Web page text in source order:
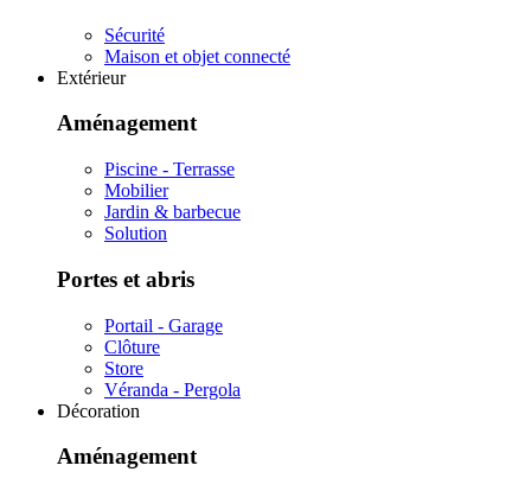
Sécurité
Maison et objet connecté
Extérieur
Aménagement
Piscine - Terrasse
Mobilier
Jardin & barbecue
Solution
Portes et abris
Portail - Garage
Clôture
Store
Véranda - Pergola
Décoration
Aménagement